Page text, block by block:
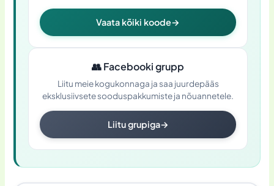
Vaata kõiki koode→
👥Facebooki grupp
Liitu meie kogukonnaga ja saa juurdepääs
eksklusiivsete sooduspakkumiste ja nõuannetele.
Liitu grupiga→